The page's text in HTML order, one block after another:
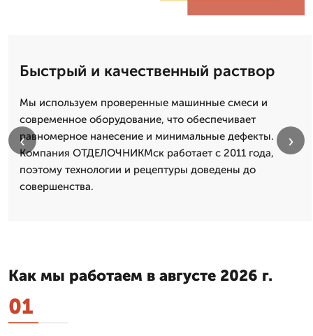
Быстрый и качественный раствор
Мы используем проверенные машинные смеси и
современное оборудование, что обеспечивает
равномерное нанесение и минимальные дефекты.
Компания ОТДЕЛОЧНИКМск работает с 2011 года,
поэтому технологии и рецептуры доведены до
совершенства.
‹ ›
Как мы работаем в августе 2026 г.
01